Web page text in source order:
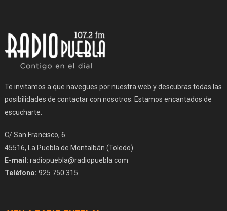
Te invitamos a que navegues por nuestra web y descubras todas las
posibilidades de contactar con nosotros. Estamos encantados de
escucharte.
C/ San Francisco, 6
45516, La Puebla de Montalbán (Toledo)
E-mail: radiopuebla@radiopuebla.com
Teléfono: 925 750 315